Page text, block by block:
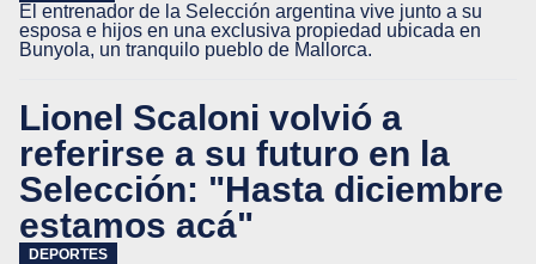
El entrenador de la Selección argentina vive junto a su
esposa e hijos en una exclusiva propiedad ubicada en
Bunyola, un tranquilo pueblo de Mallorca.
Lionel Scaloni volvió a
referirse a su futuro en la
Selección: "Hasta diciembre
estamos acá"
DEPORTES